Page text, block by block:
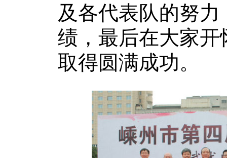
及各代表队的努
绩，最后在大家
取得圆满成功。